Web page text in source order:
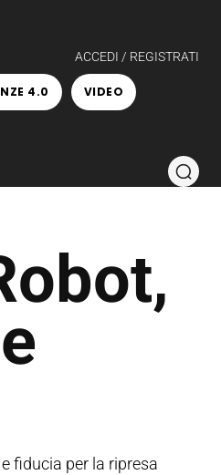
ACCEDI / REGISTRATI
4.0 VIDEO
fiducia per la ripresa